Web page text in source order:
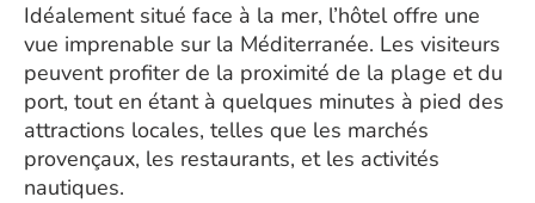
Idéalement situé face à la mer, l’hôtel offre une
vue imprenable sur la Méditerranée. Les visiteurs
peuvent profiter de la proximité de la plage et du
port, tout en étant à quelques minutes à pied des
attractions locales, telles que les marchés
provençaux, les restaurants, et les activités
nautiques.